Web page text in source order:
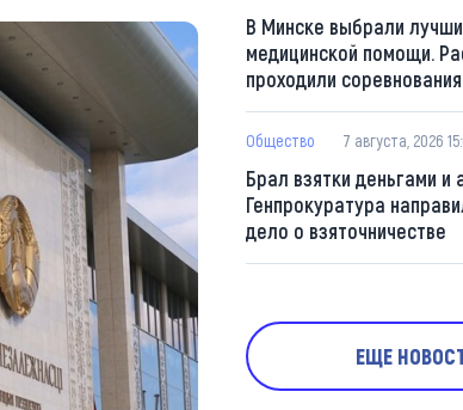
В Минске выбрали
медицинской помощи.
проходили соревнования
Общество 7 августа, 2026
Брал взятки деньгами и
Генпрокуратура
дело о взяточничестве
ЕЩЕ